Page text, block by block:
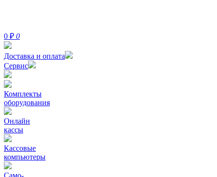
0 ₽ 0
Доставка и оплата
Сервис
Комплекты
оборудования
Онлайн
кассы
Кассовые
компьютеры
Само-